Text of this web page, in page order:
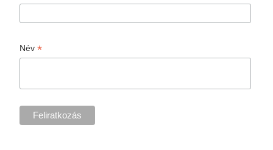
Név*